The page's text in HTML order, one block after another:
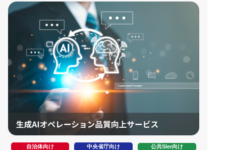
自治体向け 中央省庁向け 公共SIer向け